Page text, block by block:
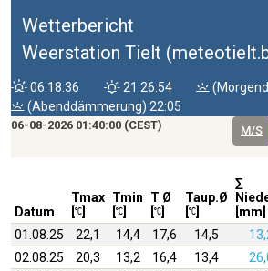
Wetterbericht
Weerstation Tielt
06:18:36 21:26:54
(Abenddämmerung) 22:05
06-08-2026 01:40:00 (CEST) M/S
Datum
Tmax Tmin
T Ø
Taup.Ø
∑
[mm]
01.08.25 22,1 14,4 17,6 14,5
02.08.25
20,3 13,2 16,4 13,4